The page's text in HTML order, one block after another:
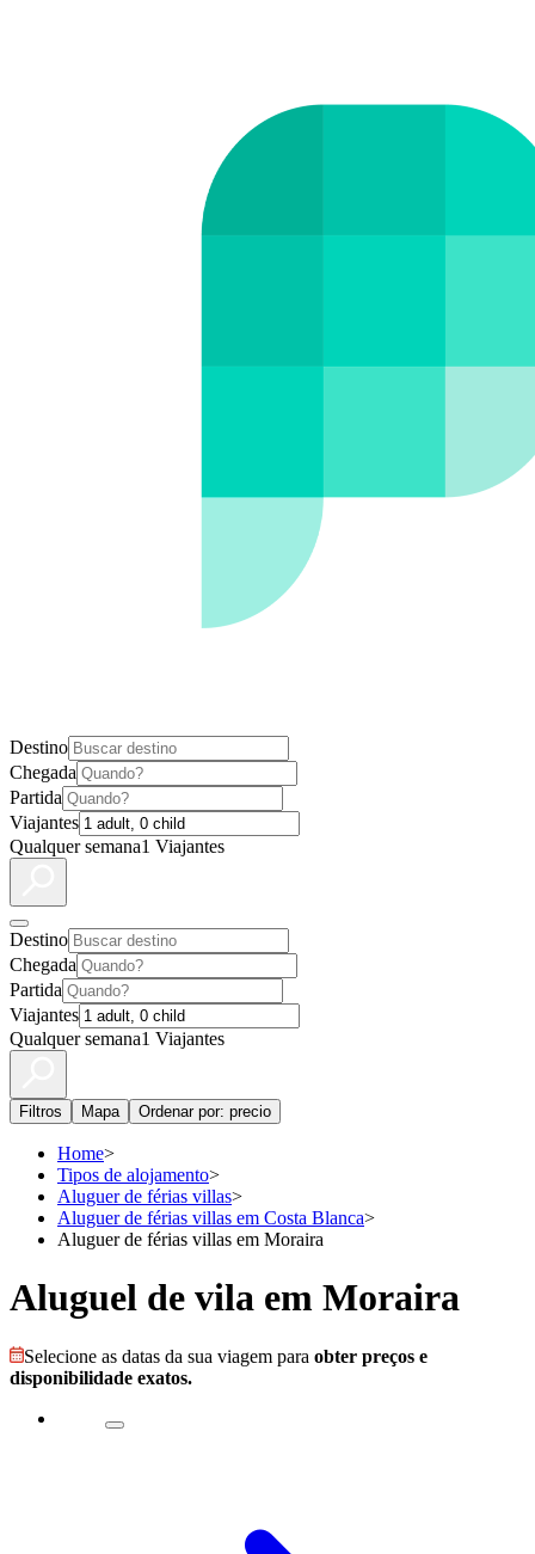
Destino
Chegada
Partida
Viajantes
Qualquer semana1 Viajantes
Destino
Chegada
Partida
Viajantes
Qualquer semana1 Viajantes
Filtros Mapa Ordenar por: precio
Home>
Tipos de alojamento>
Aluguer de férias villas>
Aluguer de férias villas em Costa Blanca>
Aluguer de férias villas em Moraira
Aluguel de vila em Moraira
Selecione as datas da sua viagem para obter preços e
disponibilidade exatos.